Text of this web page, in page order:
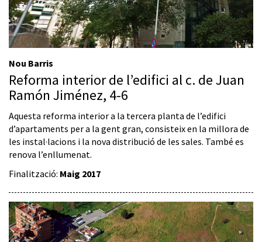
Nou Barris
Reforma interior de l’edifici al c. de Juan
Ramón Jiménez, 4-6
Aquesta reforma interior a la tercera planta de l’edifici
d’apartaments per a la gent gran, consisteix en la millora de
les instal·lacions i la nova distribució de les sales. També es
renova l’enllumenat.
Finalització: Maig 2017